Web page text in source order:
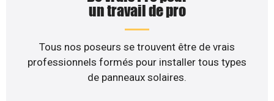
un travail de pro
Tous nos poseurs se trouvent être de vrais
professionnels formés pour installer tous types
de panneaux solaires.